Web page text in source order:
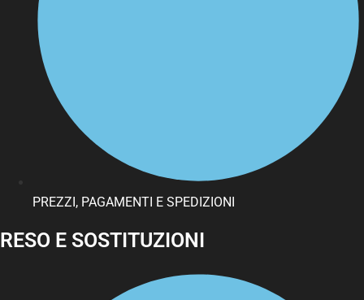
PREZZI, PAGAMENTI E SPEDIZIONI
RESO E SOSTITUZIONI